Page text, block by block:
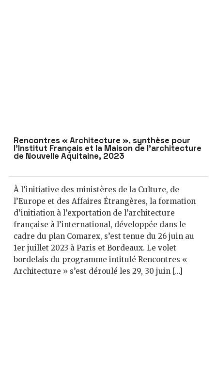
Rencontres « Architecture », synthèse pour
l’Institut Français et la Maison de l’architecture
de Nouvelle Aquitaine, 2023
À l’initiative des ministères de la Culture, de
l’Europe et des Affaires Étrangères, la formation
d’initiation à l’exportation de l’architecture
française à l’international, développée dans le
cadre du plan Comarex, s’est tenue du 26 juin au
1er juillet 2023 à Paris et Bordeaux. Le volet
bordelais du programme intitulé Rencontres «
Architecture » s’est déroulé les 29, 30 juin […]